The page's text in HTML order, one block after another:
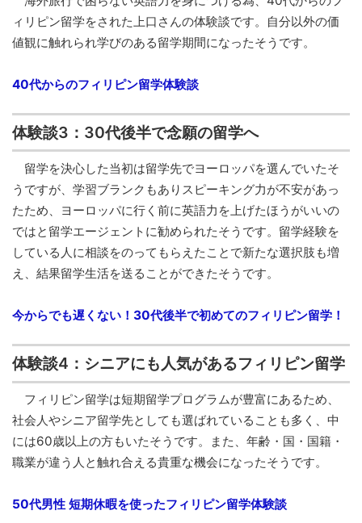
ィリピン留学をされた上口さんの体験談です。自分以外の価
値観に触れられ学びのある留学期間になったそうです。
40代からのフィリピン留学体験談
体験談3：30代後半で念願の留学へ
留学を決心した当初は留学先でヨーロッパを選んでいたそ
うですが、学習ブランクもありスピーキング力が不安があっ
たため、ヨーロッパに行く前に英語力を上げたほうがいいの
ではと留学エージェントに勧められたそうです。留学経験を
している人に相談をのってもらえたことで新たな選択肢も増
え、結果留学生活を送ることができたそうです。
今からでも遅くない！30代後半で初めてのフィリピン留学！
体験談4：シニアにも人気があるフィリピン留学
フィリピン留学は短期留学プログラムが豊富にあるため、
社会人やシニア留学先としても選ばれていることも多く、中
には60歳以上の方もいたそうです。また、年齢・国・国籍・
職業が違う人と触れ合える貴重な機会になったそうです。
50代男性 短期休暇を使ったフィリピン留学体験談